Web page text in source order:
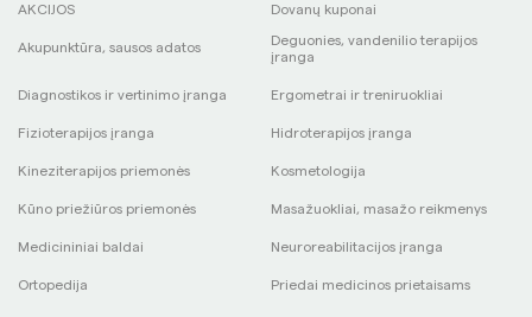
AKCIJOS Dovanų kuponai
Akupunktūra, sausos adatos
Deguonies, vandenilio terapijos
įranga
Diagnostikos ir vertinimo įranga Ergometrai ir treniruokliai
Fizioterapijos įranga Hidroterapijos įranga
Kineziterapijos priemonės Kosmetologija
Kūno priežiūros priemonės Masažuokliai, masažo reikmenys
Medicininiai baldai Neuroreabilitacijos įranga
Ortopedija Priedai medicinos prietaisams